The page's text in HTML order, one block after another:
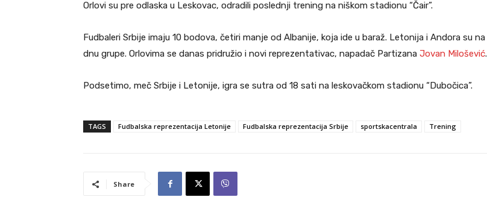
Orlovi su pre odlaska u Leskovac, odradili poslednji trening na niškom stadionu “Čair”.
Fudbaleri Srbije imaju 10 bodova, četiri manje od Albanije, koja ide u baraž. Letonija i Andora su na
dnu grupe. Orlovima se danas pridružio i novi reprezentativac, napadač Partizana Jovan Milošević.
Podsetimo, meč Srbije i Letonije, igra se sutra od 18 sati na leskovačkom stadionu “Dubočica”.
TAGS Fudbalska reprezentacija Letonije Fudbalska reprezentacija Srbije sportskacentrala Trening
Share